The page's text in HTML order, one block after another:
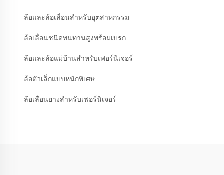
ล้อและล้อเลื่อนสำหรับอุตสาหกรรม
ล้อเลื่อนชนิดทนทานสูงพร้อมเบรก
ล้อและล้อแม่บ้านสำหรับเฟอร์นิเจอร์
ล้อตัวเล็กแบบหนักพิเศษ
ล้อเลื่อนยางสำหรับเฟอร์นิเจอร์